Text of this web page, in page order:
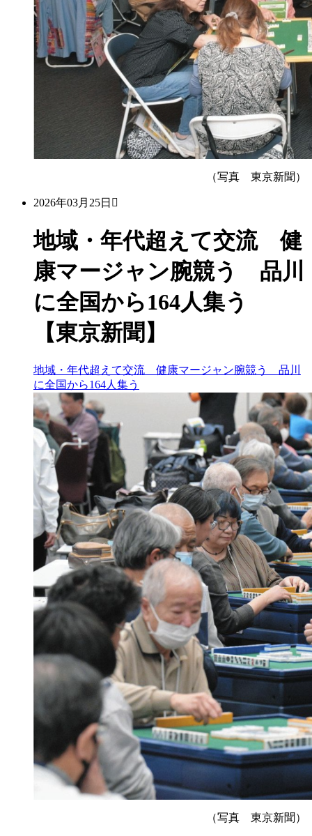
（写真 東京新聞）
2026年03月25日
地域・年代超えて交流 健
康マージャン腕競う 品川
に全国から164人集う
【東京新聞】
地域・年代超えて交流 健康マージャン腕競う 品川
に全国から164人集う
（写真 東京新聞）